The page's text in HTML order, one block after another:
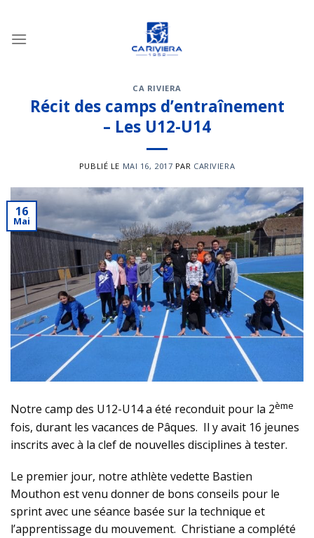
contenu
CA RIVIERA
Récit des camps d’entraînement
– Les U12-U14
PUBLIÉ LE MAI 16, 2017 PAR CARIVIERA
16
Mai
Notre camp des U12-U14 a été reconduit pour la 2ème
fois, durant les vacances de Pâques. Il y avait 16 jeunes
inscrits avec à la clef de nouvelles disciplines à tester.
Le premier jour, notre athlète vedette Bastien
Mouthon est venu donner de bons conseils pour le
sprint avec une séance basée sur la technique et
l’apprentissage du mouvement. Christiane a complété